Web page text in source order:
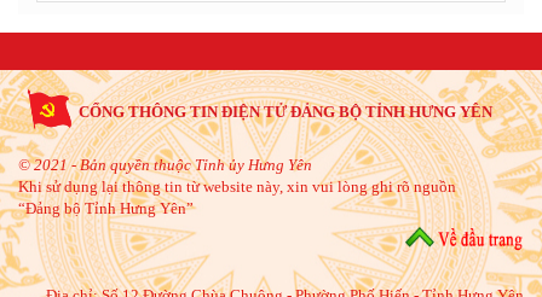
CỔNG THÔNG TIN ĐIỆN TỬ ĐẢNG BỘ TỈNH HƯNG YÊN
© 2021 - Bản quyền thuộc Tỉnh ủy Hưng Yên
Khi sử dụng lại thông tin từ website này, xin vui lòng ghi rõ nguồn
“Đảng bộ Tỉnh Hưng Yên”